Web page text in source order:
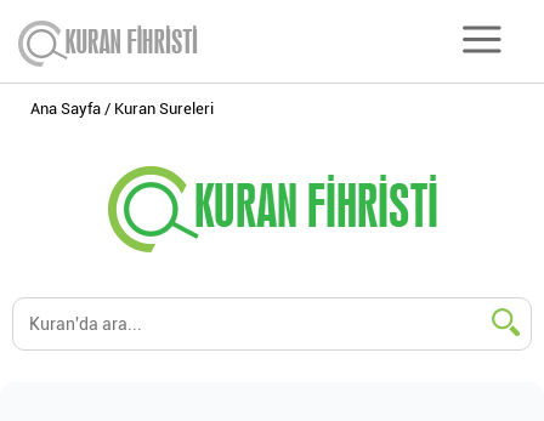
Ana Sayfa Kuran Sureleri